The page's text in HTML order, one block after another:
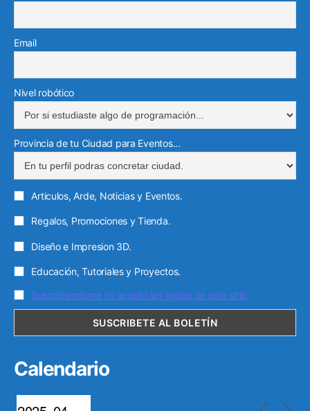
Email
Nivel robótico
Provincia de tu Ciudad para Eventos...
Articulos, Arde, Noticias y Eventos.
Regalos, Promociones y Tienda.
Diseño e Impresion 3D.
Educación, Tutoriales y Proyectos.
Suscribiendome Yo acepto las reglas de este sitio.
Calendario